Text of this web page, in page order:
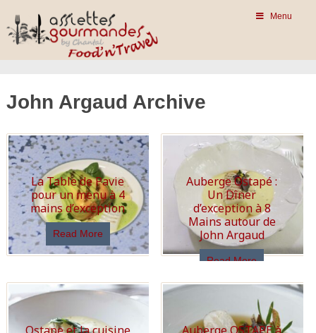
Menu
John Argaud Archive
La Table de Pavie
pour un menu à 4
mains d’exception
Read More
Auberge Ostapé :
Un Dîner
d’exception à 8
Mains autour de
John Argaud
Read More